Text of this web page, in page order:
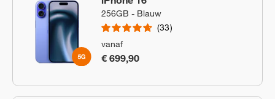
256GB - Blauw
33
vanaf
€ 699,90